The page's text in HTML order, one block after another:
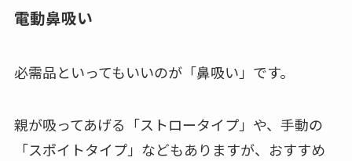
電動鼻吸い
必需品といってもいいのが「鼻吸い」です。
親が吸ってあげる「ストロータイプ」や、手動の
「スポイトタイプ」などもありますが、おすすめ